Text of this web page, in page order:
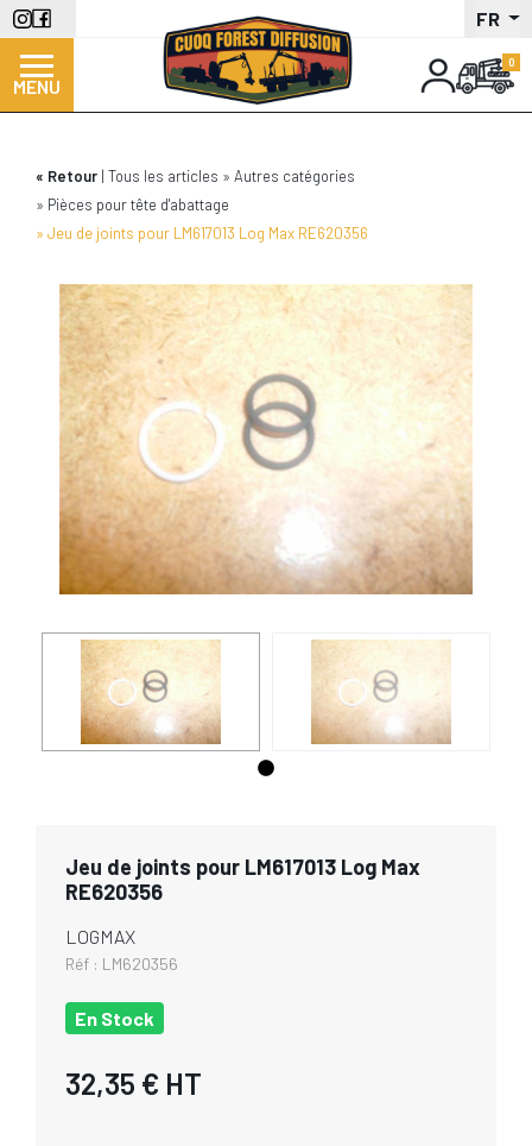
Aller
au
contenu
principal
FR
MENU
Retour Tous les articles
Autres catégories
Pièces pour tête d'abattage
Jeu de joints pour LM617013 Log Max RE620356
Jeu de joints pour LM617013 Log Max
RE620356
LOGMAX
Réf : LM620356
En Stock
32,35 € HT